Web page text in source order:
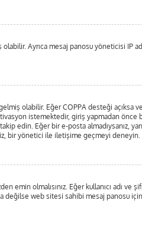
Ayrıca mesaj panosu yöneticisi IP
olabilir. Eğer COPPA desteği açıksa ve
istemektedir, giriş yapmadan
edin. Eğer bir e-posta almadıysanız,
bir yönetici ile iletişime geçmeyi deneyin.
emin olmalısınız. Eğer kullanıcı adı
web sitesi sahibi mesaj panosu